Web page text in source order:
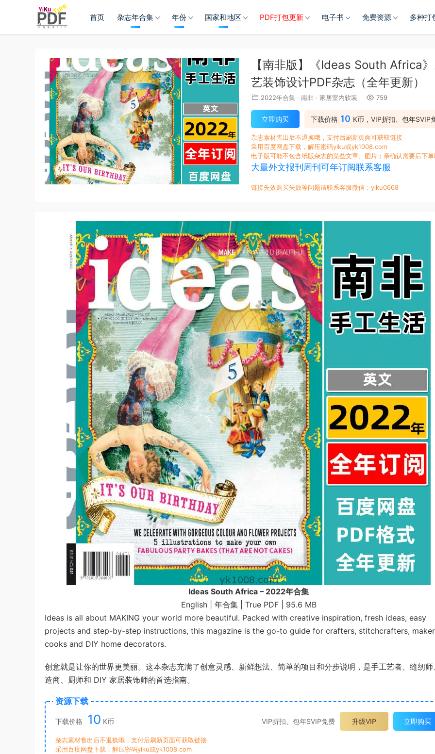
首页 杂志年合集 年份 国家和地区 PDF打包更新 电子书 免费资源 多种打
【南非版】《Ideas South Africa
艺装饰设计PDF杂志（全年更新）
2022年合集 · 南非 · 家居室内软装 759
下载价格 10 K币，VIP折扣、包年SVIP
立即购买
杂志素材售出后不退换哦，支付后刷新页面可获取链接
采用百度网盘下载，解压密码yiku或yk1008.com
电子版可能不包含纸版杂志的某些文章、图片；亲确认需要后下
大量外文报刊周刊可年订阅联系客服
链接失效购买失败等问题请联系客服微信：yiku0668
Ideas South Africa – 2022年合集
English | 年合集 | True PDF | 95.6 MB
Ideas is all about MAKING your world more beautiful. Packed with creative inspiration, fresh ideas, easy
projects and step-by-step instructions, this magazine is the go-to guide for crafters, stitchcrafters,
cooks and DIY home decorators.
创意就是让你的世界更美丽。这本杂志充满了创意灵感、新鲜想法、简单的项目和分步说明，是手工艺者、缝纫师
造商、厨师和 DIY 家居装饰师的首选指南。
资源下载
下载价格 10 K币 VIP折扣、包年SVIP免费 升级VIP 立即购买
杂志素材售出后不退换哦，支付后刷新页面可获取链接
采用百度网盘下载，解压密码yiku或yk1008.com